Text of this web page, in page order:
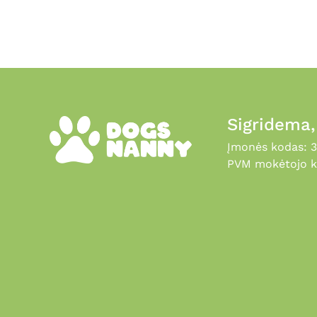
Įmonės kodas:
PVM mokėtojo